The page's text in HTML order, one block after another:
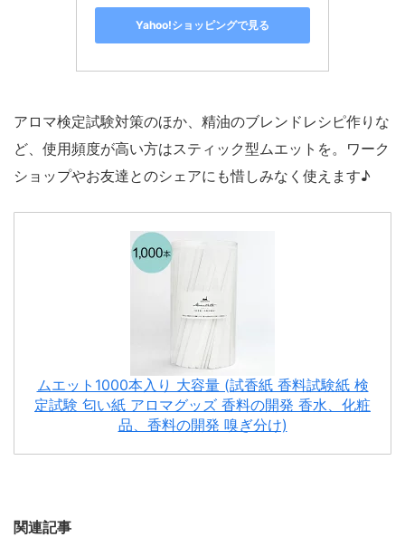
Yahoo!ショッピングで見る
アロマ検定試験対策のほか、精油のブレンドレシピ作りな
ど、使用頻度が高い方はスティック型ムエットを。ワーク
ショップやお友達とのシェアにも惜しみなく使えます♪
ムエット1000本入り 大容量 (試香紙 香料試験紙 検
定試験 匂い紙 アロマグッズ 香料の開発 香水、化粧
品、香料の開発 嗅ぎ分け)
関連記事